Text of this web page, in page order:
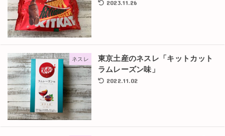
2023.11.26
ネスレ
東京土産のネスレ「キットカット
ラムレーズン味」
2022.11.02